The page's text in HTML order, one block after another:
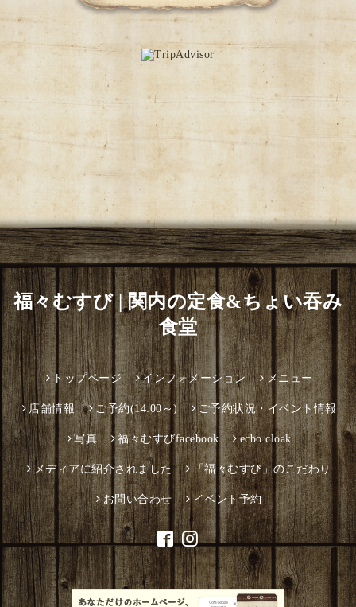
福々むすび | 関内の定食&ちょい吞み
食堂
トップページ インフォメーション メニュー
店舗情報 ご予約(14:00～) ご予約状況・イベント情報
写真 福々むすびfacebook ecbo.cloak
メディアに紹介されました 「福々むすび」のこだわり
お問い合わせ イベント予約